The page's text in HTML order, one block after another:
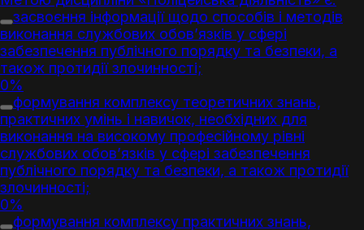
засвоєння інформації щодо способів і методів
виконання службових обов’язків у сфері
забезпечення публічного порядку та безпеки, а
також протидії злочинності;
0%
формування комплексу теоретичних знань,
практичних умінь і навичок, необхідних для
виконання на високому професійному рівні
службових обов’язків у сфері забезпечення
публічного порядку та безпеки, а також протидії
злочинності;
0%
формування комплексу практичних знань,